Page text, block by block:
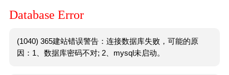
Database Error
(1040) 365建站错误警告：连接数据库失败，可能的原
因：1、数据库密码不对; 2、mysql未启动。